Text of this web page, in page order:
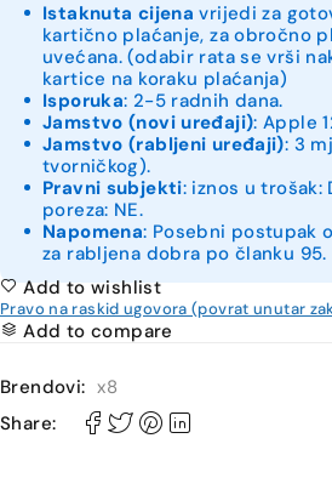
Istaknuta cijena vrijedi za
kartično plaćanje, za obročno
uvećana. (odabir rata se vrši
kartice na koraku plaćanja)
Isporuka: 2-5 radnih dana.
Jamstvo (novi uređaji): Apple
Jamstvo (rabljeni uređaji): 3
tvorničkog).
Pravni subjekti: iznos u trošak:
poreza: NE.
Napomena: Posebni postupak
za rabljena dobra po članku 95.
Add to wishlist
Pravo na raskid ugovora (povrat unutar
Add to compare
Brendovi: x8
Share: